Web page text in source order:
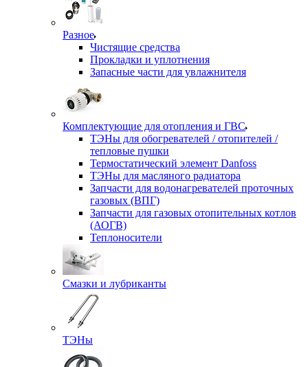
Разное
Чистящие средства
Прокладки и уплотнения
Запасные части для увлажнителя
Комплектующие для отопления и ГВС
ТЭНы для обогревателей / отопителей /
тепловые пушки
Термостатический элемент Danfoss
ТЭНы для масляного радиатора
Запчасти для водонагревателей проточных
газовых (ВПГ)
Запчасти для газовых отопительных котлов
(АОГВ)
Теплоносители
Смазки и лубриканты
ТЭНы